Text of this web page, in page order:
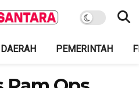
DAERAH PEMERINTAH